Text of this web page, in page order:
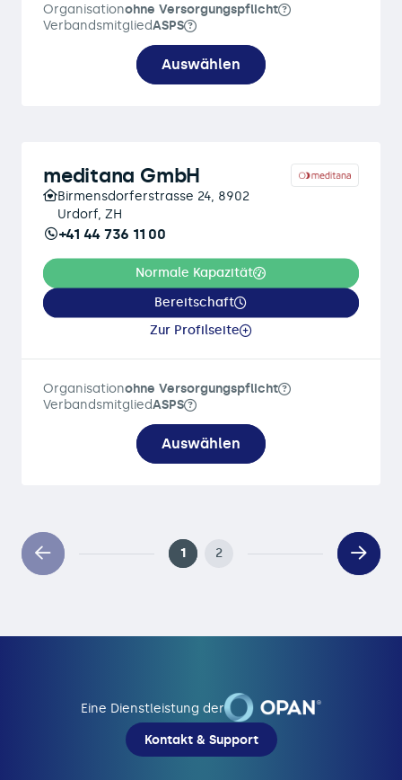
Organisationohne Versorgungspflicht
VerbandsmitgliedASPS
Auswählen
meditana GmbH
Birmensdorferstrasse 24, 8902
Urdorf, ZH
+41 44 736 11 00
Normale Kapazität
Bereitschaft
Zur Profilseite
Organisationohne Versorgungspflicht
VerbandsmitgliedASPS
Auswählen
1 2
Eine Dienstleistung der
Kontakt & Support